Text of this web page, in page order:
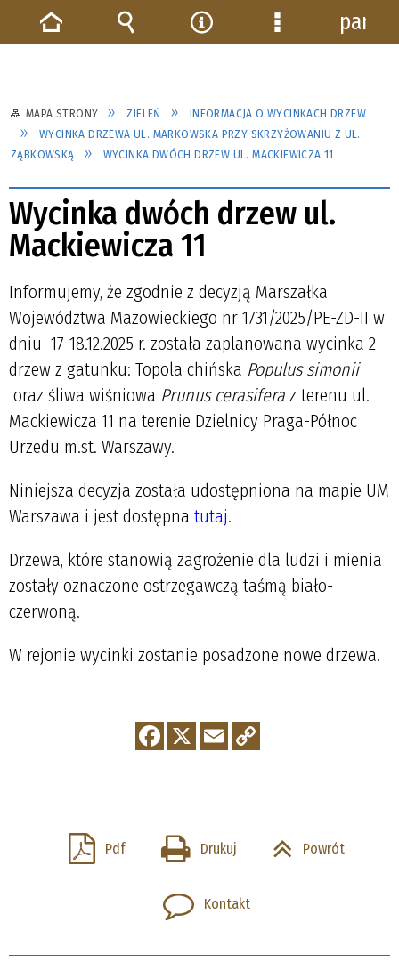
MAPA STRONY ZIELEŃ
INFORMACJA O WYCINKACH DRZEW
WYCINKA DRZEWA UL. MARKOWSKA PRZY SKRZYŻOWANIU Z UL.
ZĄBKOWSKĄ
WYCINKA DWÓCH DRZEW UL. MACKIEWICZA 11
Wycinka dwóch drzew ul.
Mackiewicza 11
Informujemy, że zgodnie z decyzją Marszałka
Województwa Mazowieckiego nr 1731/2025/PE-ZD-II w
dniu 17-18.12.2025 r. została zaplanowana wycinka 2
drzew z gatunku: Topola chińska Populus simonii
oraz śliwa wiśniowa Prunus cerasifera z terenu ul.
Mackiewicza 11 na terenie Dzielnicy Praga-Północ
Urzedu m.st. Warszawy.
Niniejsza decyzja została udostępniona na mapie UM
Warszawa i jest dostępna tutaj.
Drzewa, które stanowią zagrożenie dla ludzi i mienia
zostały oznaczone ostrzegawczą taśmą biało-
czerwoną.
W rejonie wycinki zostanie posadzone nowe drzewa.
Pdf Drukuj Powrót
Kontakt
Strona Wyszukiwarka
NarzędziaMenu
panel